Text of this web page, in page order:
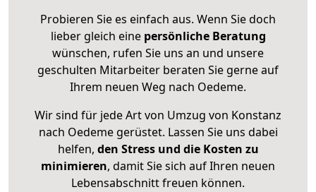
Probieren Sie es einfach aus. Wenn Sie doch
lieber gleich eine persönliche Beratung
wünschen, rufen Sie uns an und unsere
geschulten Mitarbeiter beraten Sie gerne auf
Ihrem neuen Weg nach Oedeme.
Wir sind für jede Art von Umzug von Konstanz
nach Oedeme gerüstet. Lassen Sie uns dabei
helfen, den Stress und die Kosten zu
minimieren, damit Sie sich auf Ihren neuen
Lebensabschnitt freuen können.